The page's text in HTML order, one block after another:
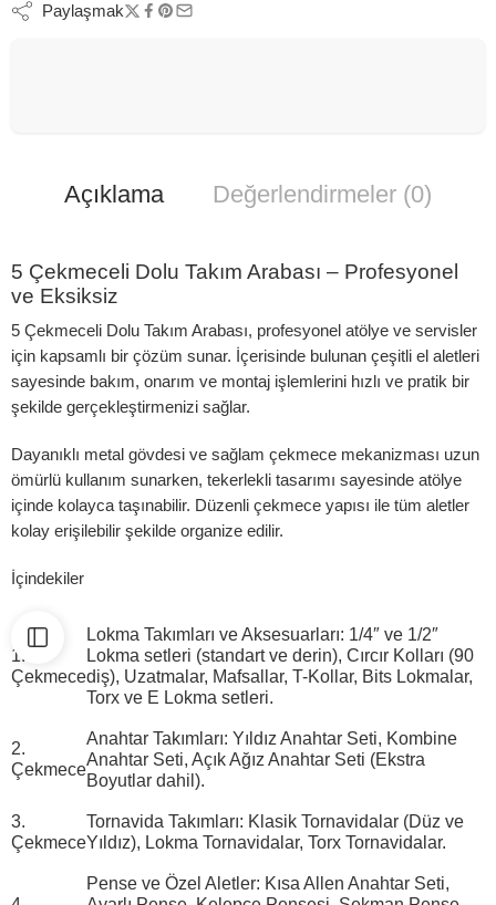
Paylaşmak
Açıklama Değerlendirmeler (0)
5 Çekmeceli Dolu Takım Arabası – Profesyonel
ve Eksiksiz
5 Çekmeceli Dolu Takım Arabası, profesyonel atölye ve servisler
için kapsamlı bir çözüm sunar. İçerisinde bulunan çeşitli el aletleri
sayesinde bakım, onarım ve montaj işlemlerini hızlı ve pratik bir
şekilde gerçekleştirmenizi sağlar.
Dayanıklı metal gövdesi ve sağlam çekmece mekanizması uzun
ömürlü kullanım sunarken, tekerlekli tasarımı sayesinde atölye
içinde kolayca taşınabilir. Düzenli çekmece yapısı ile tüm aletler
kolay erişilebilir şekilde organize edilir.
İçindekiler
1.
Çekmece
Lokma Takımları ve Aksesuarları: 1/4″ ve 1/2″
Lokma setleri (standart ve derin), Cırcır Kolları (90
diş), Uzatmalar, Mafsallar, T-Kollar, Bits Lokmalar,
Torx ve E Lokma setleri.
2.
Çekmece
Anahtar Takımları: Yıldız Anahtar Seti, Kombine
Anahtar Seti, Açık Ağız Anahtar Seti (Ekstra
Boyutlar dahil).
3.
Çekmece
Tornavida Takımları: Klasik Tornavidalar (Düz ve
Yıldız), Lokma Tornavidalar, Torx Tornavidalar.
Pense ve Özel Aletler: Kısa Allen Anahtar Seti,